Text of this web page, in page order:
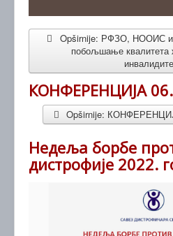
Opširnije: РФЗО, НООИС и
побољшање квалитета
КОНФЕРЕНЦИЈА
Opširnije:
Недеља борбе
дистрофије 2022.